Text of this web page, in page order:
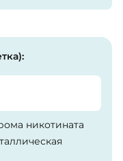
никотината